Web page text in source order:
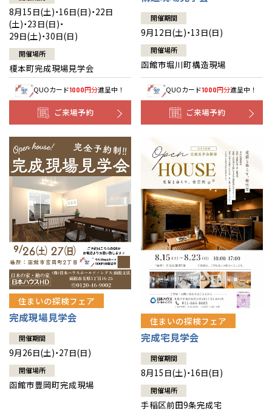
8月15日(土)・16日(日)・22日
(土)・23日(日)・
29日(土)・30日(日)
開催場所
榎本町完成現場見学会
QUOカード1000円分進呈中！
ご来場予約
開催期間
9月12日(土)・13日(日)
開催場所
函館市堀川町構造現場
QUOカード1000円分進呈中！
ご来場予約
住まいの探検フェア
完成現場見学会
開催期間
9月26日(土)・27日(日)
開催場所
函館市豊岡町完成現場
住まいの探検フェア
完成宅見学会
開催期間
8月15日(土)・16日(日)
開催場所
手稲区前田9条完成宅